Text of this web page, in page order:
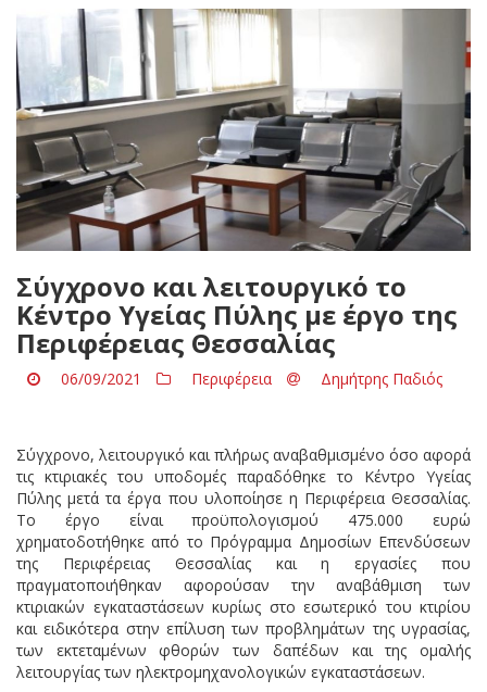
Σύγχρονο και λειτουργικό το
Κέντρο Υγείας Πύλης με έργο της
Περιφέρειας Θεσσαλίας
06/09/2021 Περιφέρεια Δημήτρης Παδιός
Σύγχρονο, λειτουργικό και πλήρως αναβαθμισμένο όσο αφορά
τις κτιριακές του υποδομές παραδόθηκε το Κέντρο Υγείας
Πύλης μετά τα έργα που υλοποίησε η Περιφέρεια Θεσσαλίας.
Το έργο είναι προϋπολογισμού 475.000 ευρώ
χρηματοδοτήθηκε από το Πρόγραμμα Δημοσίων Επενδύσεων
της Περιφέρειας Θεσσαλίας και η εργασίες που
πραγματοποιήθηκαν αφορούσαν την αναβάθμιση των
κτιριακών εγκαταστάσεων κυρίως στο εσωτερικό του κτιρίου
και ειδικότερα στην επίλυση των προβλημάτων της υγρασίας,
των εκτεταμένων φθορών των δαπέδων και της ομαλής
λειτουργίας των ηλεκτρομηχανολογικών εγκαταστάσεων.